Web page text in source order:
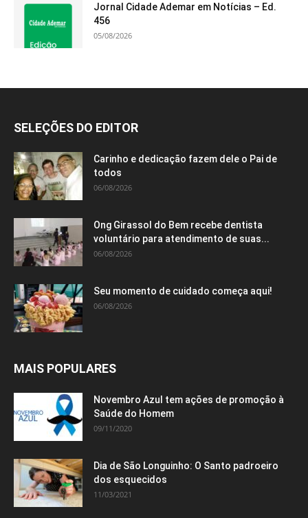
Jornal Cidade Ademar em Notícias – Ed.
456
05/08/2026
SELEÇÕES DO EDITOR
Carinho e dedicação fazem dele o Pai de
todos
06/08/2026
Ong Girassol do Bem recebe dentista
voluntário para atendimento de suas...
06/08/2026
Seu momento de cuidado começa aqui!
06/08/2026
MAIS POPULARES
Novembro Azul tem ações de promoção à
Saúde do Homem
09/11/2020
Dia de São Longuinho: O Santo padroeiro
dos esquecidos
11/03/2021